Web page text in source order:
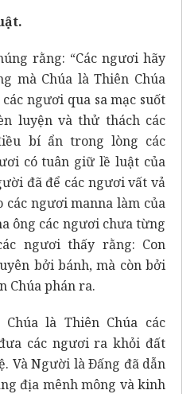
rằng: “Các ngươi hãy
mà Chúa là Thiên Chúa
ngươi qua sa mạc suốt
luyện và thử thách các
bí ẩn trong lòng các
có tuân giữ lề luật của
đã để các ngươi vất vả
các ngươi manna làm của
ông các ngươi chưa từng
ngươi thấy rằng: Con
bởi bánh, mà còn bởi
Chúa phán ra.
là Thiên Chúa các
các ngươi ra khỏi đất
Và Người là Ðấng đã dẫn
địa mênh mông và kinh